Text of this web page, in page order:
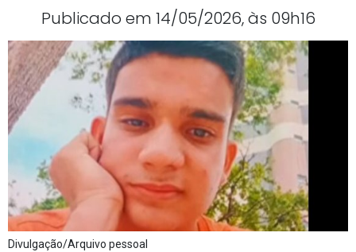
Publicado em 14/05/2026, às 09h16
Divulgação/Arquivo pessoal